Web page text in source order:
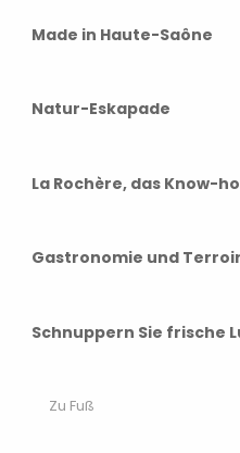
Made in Haute-Saône
Natur-Eskapade
La Rochère, das Know-
Gastronomie und
Schnuppern Sie frische
Zu Fuß
hinterlegt
ansehen
auf dem
in Rioz.
auf dem
in Rioz.